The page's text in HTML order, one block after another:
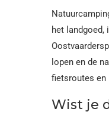
het landgoed,
lopen en de
fietsroutes en
Wist je